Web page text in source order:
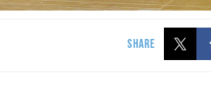
SHARE